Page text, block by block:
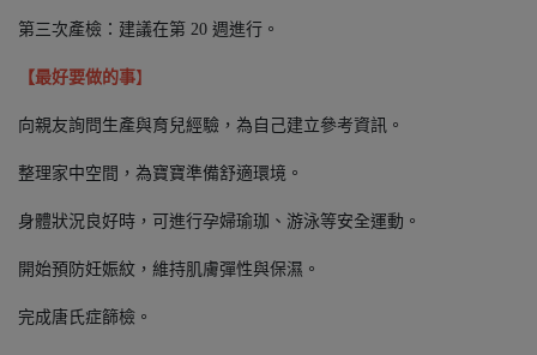
第三次產檢：建議在第 20 週進行。
【最好要做的事】
向親友詢問生產與育兒經驗，為自己建立參考資訊。
整理家中空間，為寶寶準備舒適環境。
身體狀況良好時，可進行孕婦瑜珈、游泳等安全運動。
開始預防妊娠紋，維持肌膚彈性與保濕。
完成唐氏症篩檢。